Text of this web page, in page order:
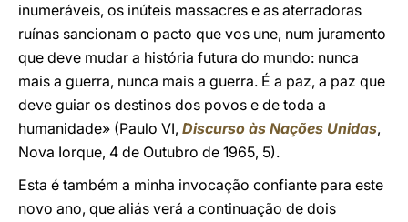
inumeráveis, os inúteis massacres e as aterradoras
ruínas sancionam o pacto que vos une, num juramento
que deve mudar a história futura do mundo: nunca
mais a guerra, nunca mais a guerra. É a paz, a paz que
deve guiar os destinos dos povos e de toda a
humanidade» (Paulo VI, Discurso às Nações Unidas,
Nova Iorque, 4 de Outubro de 1965, 5).
Esta é também a minha invocação confiante para este
novo ano, que aliás verá a continuação de dois